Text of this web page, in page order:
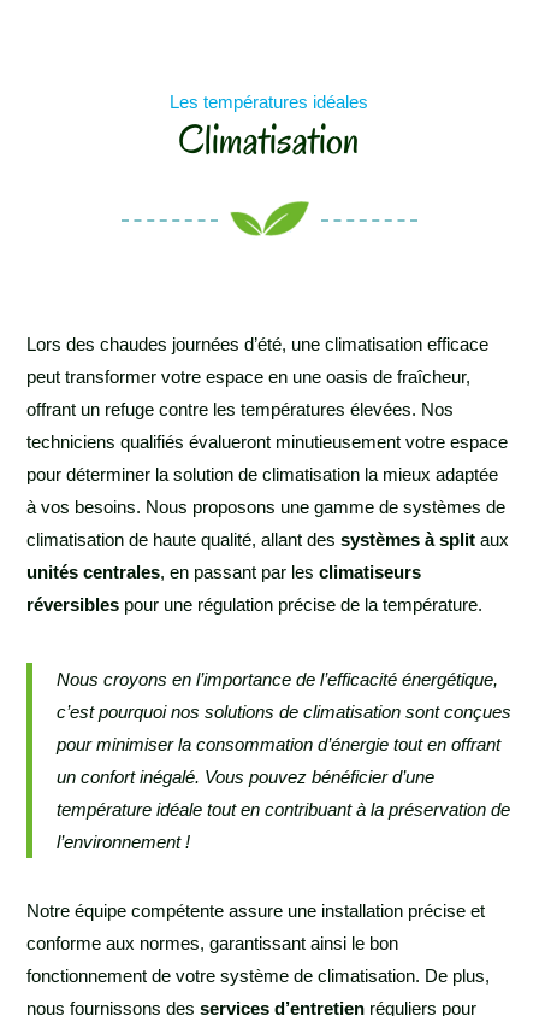
Les températures idéales
Climatisation
Lors des chaudes journées d’été, une climatisation efficace
peut transformer votre espace en une oasis de fraîcheur,
offrant un refuge contre les températures élevées. Nos
techniciens qualifiés évalueront minutieusement votre espace
pour déterminer la solution de climatisation la mieux adaptée
à vos besoins. Nous proposons une gamme de systèmes de
climatisation de haute qualité, allant dessystèmes à split aux
unités centrales, en passant par lesclimatiseurs
réversibles pour une régulation précise de la température.
Nous croyons en l’importance de l’efficacité énergétique,
c’est pourquoi nos solutions de climatisation sont conçues
pour minimiser la consommation d’énergie tout en offrant
un confort inégalé. Vous pouvez bénéficier d’une
température idéale tout en contribuant à la préservation de
l’environnement !
Notre équipe compétente assure une installation précise et
conforme aux normes, garantissant ainsi le bon
fonctionnement de votre système de climatisation. De plus,
nous fournissons desservices d’entretien réguliers pour